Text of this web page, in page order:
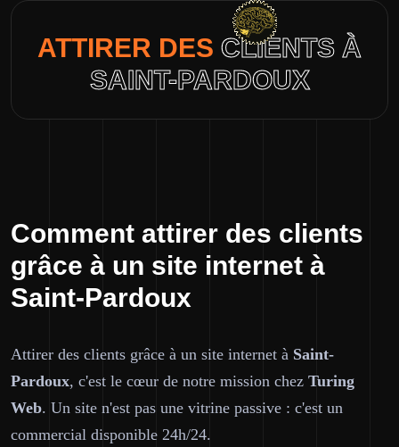
ATTIRER DES CLIENTS À
SAINT-PARDOUX
Comment attirer des clients
grâce à un site internet à
Saint-Pardoux
Attirer des clients grâce à un site internet à Saint-
Pardoux, c'est le cœur de notre mission chez Turing
Web. Un site n'est pas une vitrine passive : c'est un
commercial disponible 24h/24.